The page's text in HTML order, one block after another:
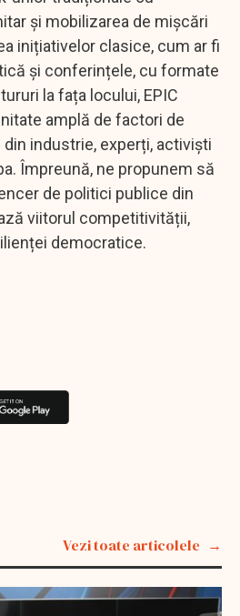
și mobilizarea de mișcări
inițiativelor clasice, cum ar fi
și conferințele, cu formate
la fața locului, EPIC
amplă de factori de
industrie, experți, activiști
Împreună, ne propunem să
de politici publice din
viitorul competitivității,
democratice.
Vezi toate articolele